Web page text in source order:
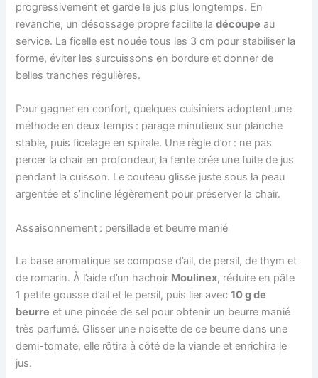
progressivement et garde le jus plus longtemps. En
revanche, un désossage propre facilite ladécoupe au
service. La ficelle est nouée tous les 3 cm pour stabiliser la
forme, éviter les surcuissons en bordure et donner de
belles tranches régulières.
Pour gagner en confort, quelques cuisiniers adoptent une
méthode en deux temps : parage minutieux sur planche
stable, puis ficelage en spirale. Une règle d’or : ne pas
percer la chair en profondeur, la fente crée une fuite de jus
pendant la cuisson. Le couteau glisse juste sous la peau
argentée et s’incline légèrement pour préserver la chair.
Assaisonnement : persillade et beurre manié
La base aromatique se compose d’ail, de persil, de thym et
de romarin. À l’aide d’un hachoir Moulinex, réduire en pâte
1 petite gousse d’ail et le persil, puis lier avec10 g de
beurre et une pincée de sel pour obtenir un beurre manié
très parfumé. Glisser une noisette de ce beurre dans une
demi-tomate, elle rôtira à côté de la viande et enrichira le
jus.